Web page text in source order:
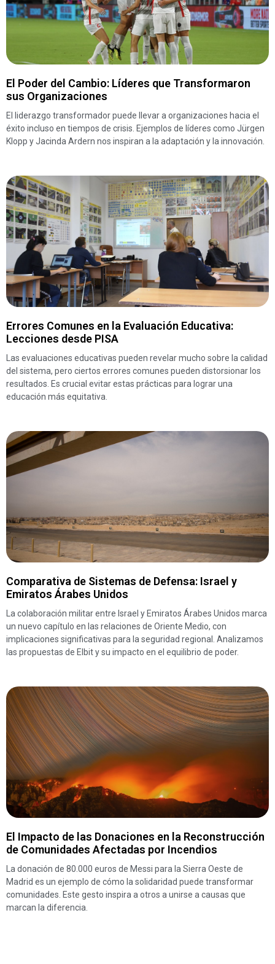
El Poder del Cambio: Líderes que Transformaron
sus Organizaciones
El liderazgo transformador puede llevar a organizaciones hacia el
éxito incluso en tiempos de crisis. Ejemplos de líderes como Jürgen
Klopp y Jacinda Ardern nos inspiran a la adaptación y la innovación.
Errores Comunes en la Evaluación Educativa:
Lecciones desde PISA
Las evaluaciones educativas pueden revelar mucho sobre la calidad
del sistema, pero ciertos errores comunes pueden distorsionar los
resultados. Es crucial evitar estas prácticas para lograr una
educación más equitativa.
Comparativa de Sistemas de Defensa: Israel y
Emiratos Árabes Unidos
La colaboración militar entre Israel y Emiratos Árabes Unidos marca
un nuevo capítulo en las relaciones de Oriente Medio, con
implicaciones significativas para la seguridad regional. Analizamos
las propuestas de Elbit y su impacto en el equilibrio de poder.
El Impacto de las Donaciones en la Reconstrucción
de Comunidades Afectadas por Incendios
La donación de 80.000 euros de Messi para la Sierra Oeste de
Madrid es un ejemplo de cómo la solidaridad puede transformar
comunidades. Este gesto inspira a otros a unirse a causas que
marcan la diferencia.